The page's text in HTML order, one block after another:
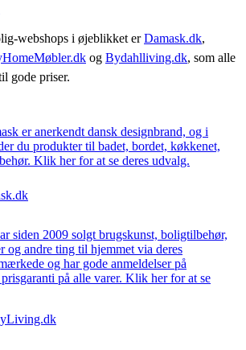
webshops i øjeblikket erDamask.dk,
og Bydahlliving.dk, som alle
gode priser.
er anerkendt dansk designbrand, og i
du produkter til badet, bordet, køkkenet,
Klik her for at se deres udvalg.
siden 2009 solgt brugskunst, boligtilbehør,
og andre ting til hjemmet via deres
og har gode anmeldelser på
på alle varer. Klik her for at se